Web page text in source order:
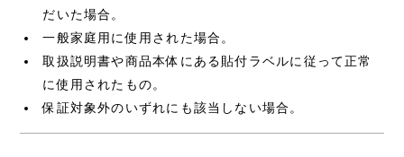
だいた場合。
一般家庭用に使用された場合。
取扱説明書や商品本体にある貼付ラベルに従って正常
に使用されたもの。
保証対象外のいずれにも該当しない場合。